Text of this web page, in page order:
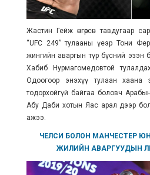
Жастин Гейж өнгөрсөн тавдугаар
“UFC 249” тулааны үеэр Тони
жингийн аваргынтүрбүсний эзэн
Хабиб Нурмагомедовтой
Одоогоор энэхүү тулаан хаана
тодорхойгүй байгаа боловч
Абу Даби хотын Яас арал дээр
ажээ.
ЧЕЛСИ БОЛОН МАНЧЕСТЕР
ЖИЛИЙН АВАРГУУДЫН